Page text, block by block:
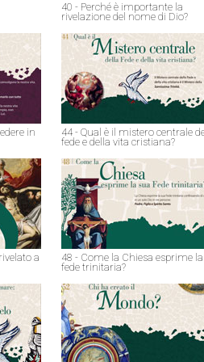
40 - Perché è importante la
rivelazione del nome di Dio?
in
44 - Qual è il mistero centrale
fede e della vita cristiana?
a
48 - Come la Chiesa esprime
fede trinitaria?